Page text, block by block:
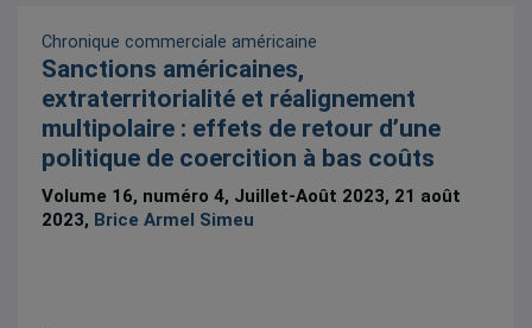
Chronique commerciale américaine
Sanctions américaines,
extraterritorialité et réalignement
multipolaire : effets de retour d’une
politique de coercition à bas coûts
Volume 16, numéro 4, Juillet-Août 2023, 21 août
2023, Brice Armel Simeu